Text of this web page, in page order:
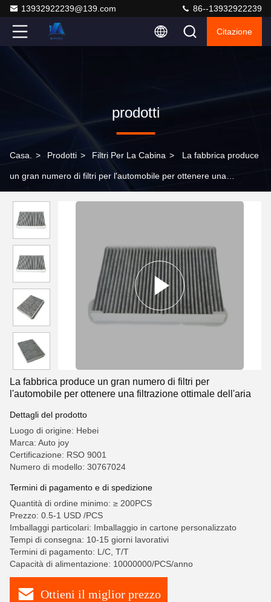
13932922239@139.com 86--13932922239
Citazione
prodotti
Casa. > Prodotti > Filtri Per La Cabina > La fabbrica produce
un gran numero di filtri per l'automobile per ottenere una
La fabbrica produce un gran numero di filtri per
l'automobile per ottenere una filtrazione ottimale dell'aria
Dettagli del prodotto
Luogo di origine: Hebei
Marca: Auto joy
Certificazione: RSO 9001
Numero di modello: 30767024
Termini di pagamento e di spedizione
Quantità di ordine minimo: ≥ 200PCS
Prezzo: 0.5-1 USD /PCS
Imballaggi particolari: Imballaggio in cartone personalizzato
Tempi di consegna: 10-15 giorni lavorativi
Termini di pagamento: L/C, T/T
Capacità di alimentazione: 10000000/PCS/anno
Ottieni il miglior prezzo